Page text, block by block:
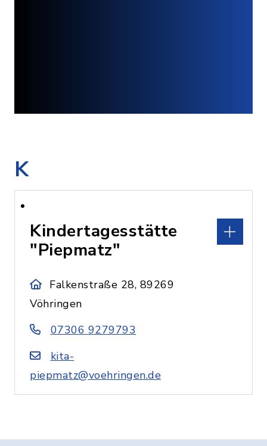
K
Kindertagesstätte
"Piepmatz"
Falkenstraße 28, 89269
Vöhringen
07306 9279793
kita-
piepmatz@voehringen.de